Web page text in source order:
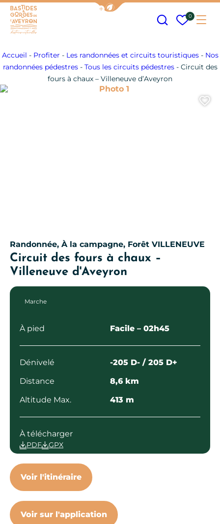
Afficher la barre de navigation
Mes
0
Accueil - Profiter - Les randonnées et circuits touristiques- Nos
randonnées pédestres- Tous les circuits pédestres- Circuit des
fours à chaux – Villeneuve d’Aveyron
Randonnée, À la campagne, Forêt VILLENEUVE
Circuit des fours à chaux –
Villeneuve d'Aveyron
Photo 1
Marche
À pied Facile – 02h45
Dénivelé
-205 D- / 205 D+
Distance
8,6 km
Altitude Max.
413 m
À télécharger
PDF GPX
Voir l'itinéraire
Voir sur l'application